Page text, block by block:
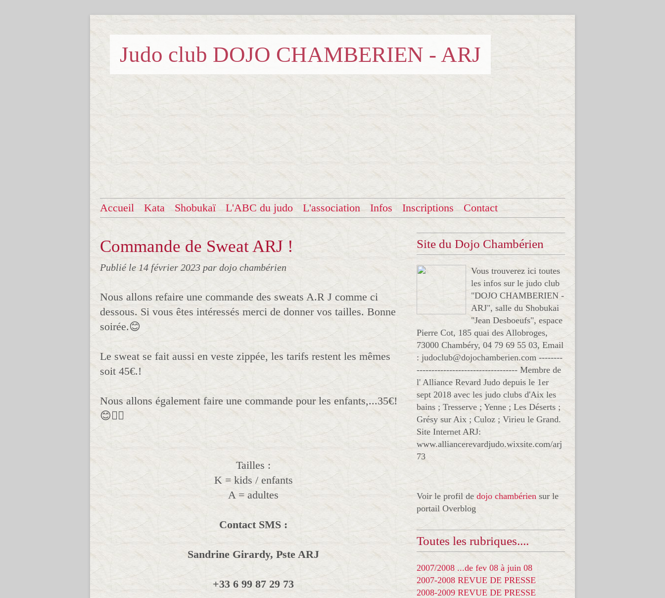
Judo club DOJO CHAMBERIEN - ARJ
Accueil Kata Shobukaï L'ABC du judo L'association Infos Inscriptions Contact
Commande de Sweat ARJ !
Publié le 14 février 2023 par dojo chambérien
Nous allons refaire une commande des sweats A.R J comme ci
dessous. Si vous êtes intéressés merci de donner vos tailles. Bonne
soirée.😊
Le sweat se fait aussi en veste zippée, les tarifs restent les mêmes
soit 45€.!
Nous allons également faire une commande pour les enfants,...35€!
😊👍🏻
Tailles :
K = kids / enfants
A = adultes
Contact SMS :
Sandrine Girardy, Pste ARJ
+33 6 99 87 29 73
Site du Dojo Chambérien
Vous trouverez ici toutes
les infos sur le judo club
"DOJO CHAMBERIEN -
ARJ", salle du Shobukai
"Jean Desboeufs", espace
Pierre Cot, 185 quai des Allobroges,
73000 Chambéry, 04 79 69 55 03, Email
: judoclub@dojochamberien.com --------
---------------------------------- Membre de
l' Alliance Revard Judo depuis le 1er
sept 2018 avec les judo clubs d'Aix les
bains ; Tresserve ; Yenne ; Les Déserts ;
Grésy sur Aix ; Culoz ; Virieu le Grand.
Site Internet ARJ:
www.alliancerevardjudo.wixsite.com/arj
73
Voir le profil de dojo chambérien sur le
portail Overblog
Toutes les rubriques....
2007/2008 ...de fev 08 à juin 08
2007-2008 REVUE DE PRESSE
2008-2009 REVUE DE PRESSE